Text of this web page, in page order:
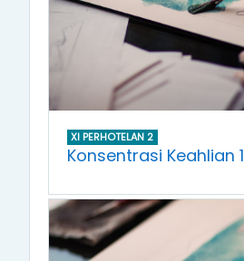
XI PERHOTELAN 2
Konsentrasi Keahlian 1